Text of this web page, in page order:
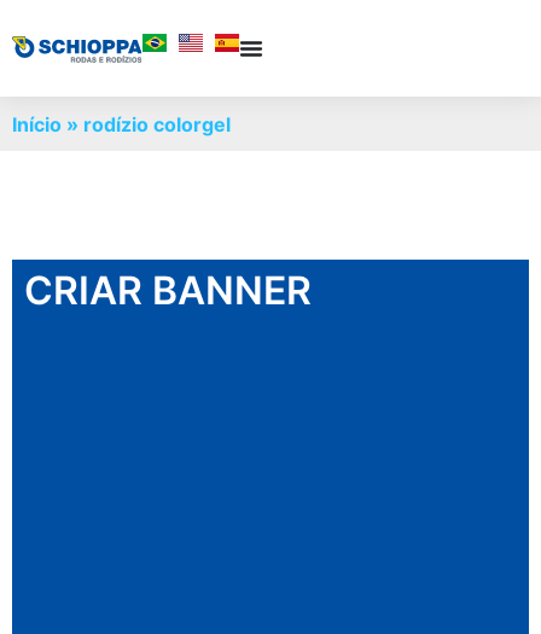
Início » rodízio colorgel
CRIAR BANNER